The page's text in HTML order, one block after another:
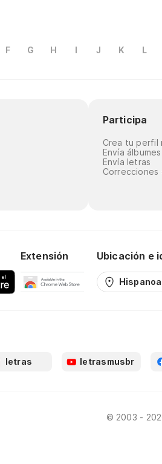
F G H I J K L
Participa
Crea tu perfil
Envía álbumes
Envía letras
Correcciones
Extensión Ubicación e
letras letrasmusbr
© 2003 -